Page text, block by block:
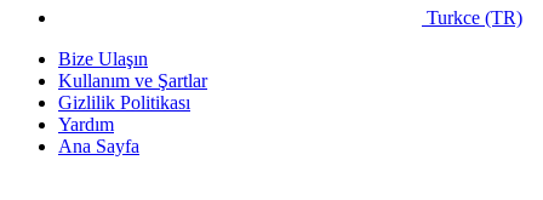
Turkce (TR)
Bize Ulaşın
Kullanım ve Şartlar
Gizlilik Politikası
Yardım
Ana Sayfa